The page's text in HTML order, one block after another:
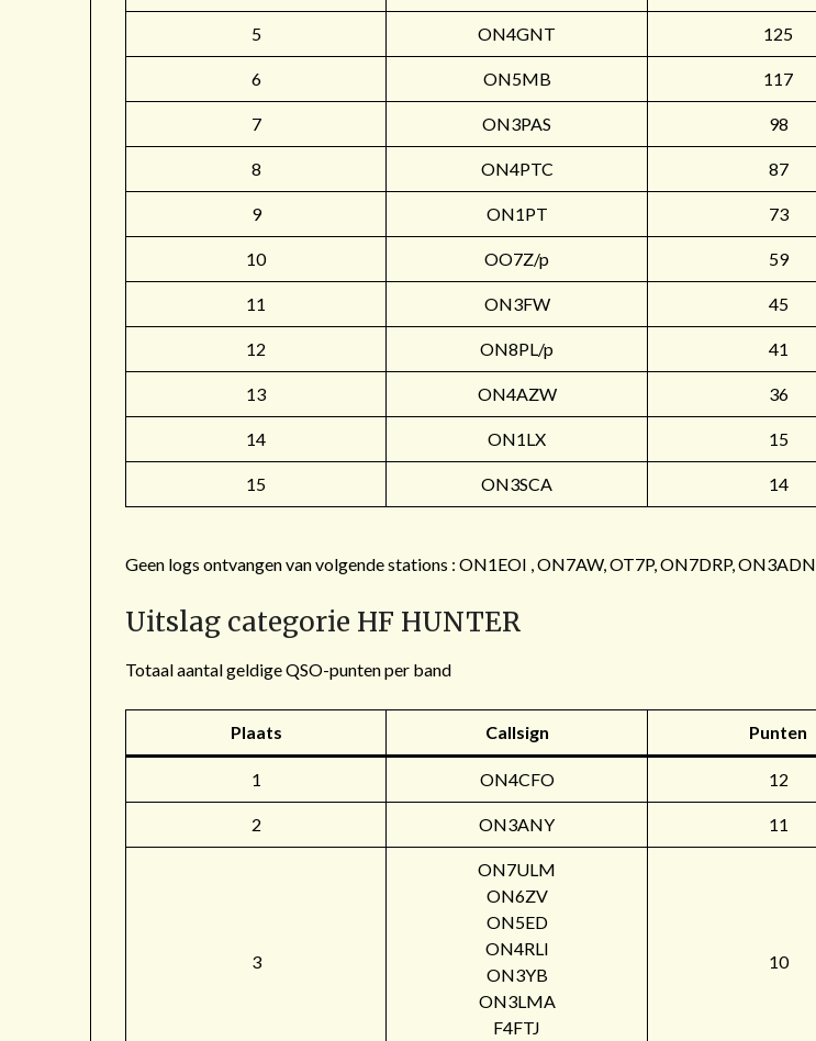
5 ON4GNT 125
6 ON5MB 117
7 ON3PAS 98
8 ON4PTC 87
9 ON1PT 73
10 OO7Z/p 59
11 ON3FW 45
12 ON8PL/p 41
13 ON4AZW 36
14 ON1LX 15
15 ON3SCA 14
Geen logs ontvangen van volgende stations : ON1EOI , ON7AW, OT7P, ON7DRP, ON3ADN
Uitslag categorie HF HUNTER
Totaal aantal geldige QSO-punten per band
Plaats Callsign Punten
1 ON4CFO 12
2 ON3ANY 11
3
ON7ULM
ON6ZV
ON5ED
ON4RLI
ON3YB
ON3LMA
F4FTJ
10